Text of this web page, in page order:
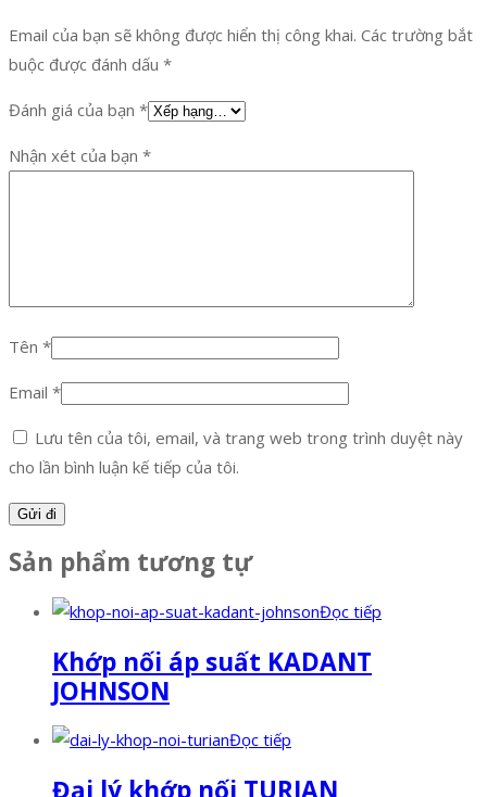
Email của bạn sẽ không được hiển thị công khai. Các trường bắt
buộc được đánh dấu *
Đánh giá của bạn *
Nhận xét của bạn *
Tên *
Email *
Lưu tên của tôi, email, và trang web trong trình duyệt này
cho lần bình luận kế tiếp của tôi.
Sản phẩm tương tự
Đọc tiếp
Khớp nối áp suất KADANT
JOHNSON
Đọc tiếp
Đại lý khớp nối TURIAN